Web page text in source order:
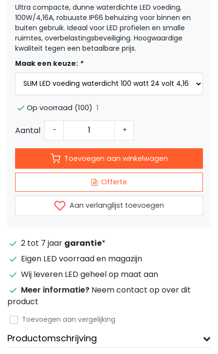
Ultra compacte, dunne waterdichte LED voeding,
100W/4,16A, robuuste IP66 behuizing voor binnen en
buiten gebruik. Ideaal voor LED profielen en smalle
ruimtes, overbelastingsbeveiliging. Hoogwaardige
kwaliteit tegen een betaalbare prijs.
Maak een keuze: *
Op voorraad (100) 1
Aantal - +
Toevoegen aan winkelwagen
Offerte
Aan verlanglijst toevoegen
2 tot 7 jaar garantie*
Eigen LED voorraad en magazijn
Wij leveren LED geheel op maat aan
Meer informatie? Neem contact op over dit
product
Toevoegen aan vergelijking
Productomschrijving